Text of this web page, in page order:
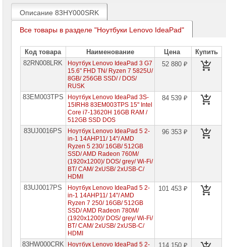
MSI
Ноутбуки
Acer
Ноутбуки
Asus
Ноутбуки
Ноутбуки
Huawei
Lenovo
Lenovo
Xiaoxin
Описание 83HY000SRK
Все товары в разделе "Ноутбуки Lenovo IdeaPad"
Код товара Наименование Цена
Купить
82RN008LRK
Ноутбук Lenovo IdeaPad 3 G7
15.6" FHD TN/ Ryzen 7 5825U/
8GB/ 256GB SSD/ / DOS/
RUSK
52 880 ₽
83EM003TPS
Ноутбук Lenovo IdeaPad 3S-
15IRH8 83EM003TPS 15" Intel
Core i7-13620H 16GB RAM /
512GB SSD DOS
84 539 ₽
83UJ0016PS
Ноутбук Lenovo IdeaPad 5 2-
in-1 14AHP11/ 14"/ AMD
Ryzen 5 230/ 16GB/ 512GB
SSD/ AMD Radeon 760M/
(1920x1200)/ DOS/ grey/ Wi-Fi/
BT/ CAM/ 2xUSB/ 2xUSB-C/
HDMI
96 353 ₽
83UJ0017PS
Ноутбук Lenovo IdeaPad 5 2-
in-1 14AHP11/ 14"/ AMD
Ryzen 7 250/ 16GB/ 512GB
SSD/ AMD Radeon 780M/
(1920x1200)/ DOS/ grey/ Wi-Fi/
BT/ CAM/ 2xUSB/ 2xUSB-C/
HDMI
101 453 ₽
83HW000CRK
Ноутбук Lenovo IdeaPad 5 2-
114 150 ₽